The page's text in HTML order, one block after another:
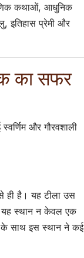
कथाओं, आधुनिक
इतिहास प्रेमी और
का सफर
और गौरवशाली
ही है। यह टीला उस
यह स्थान न केवल एक
के साथ इस स्थान ने कई